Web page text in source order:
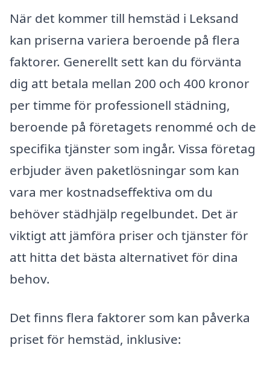
När det kommer till hemstäd i Leksand
kan priserna variera beroende på flera
faktorer. Generellt sett kan du förvänta
dig att betala mellan 200 och 400 kronor
per timme för professionell städning,
beroende på företagets renommé och de
specifika tjänster som ingår. Vissa företag
erbjuder även paketlösningar som kan
vara mer kostnadseffektiva om du
behöver städhjälp regelbundet. Det är
viktigt att jämföra priser och tjänster för
att hitta det bästa alternativet för dina
behov.
Det finns flera faktorer som kan påverka
priset för hemstäd, inklusive: